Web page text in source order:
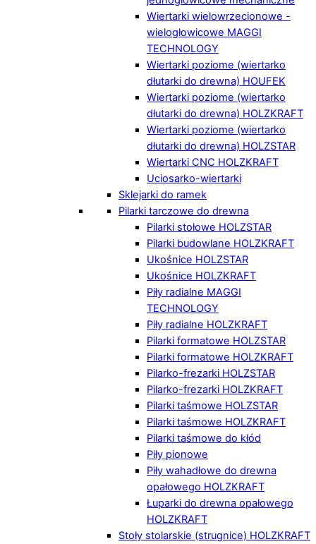
Wiertarki wielowrzecionowe -
wielogłowicowe MAGGI
TECHNOLOGY
Wiertarki poziome (wiertarko
dłutarki do drewna) HOUFEK
Wiertarki poziome (wiertarko
dłutarki do drewna) HOLZKRAFT
Wiertarki poziome (wiertarko
dłutarki do drewna) HOLZSTAR
Wiertarki CNC HOLZKRAFT
Uciosarko-wiertarki
Sklejarki do ramek
Pilarki tarczowe do drewna
Pilarki stołowe HOLZSTAR
Pilarki budowlane HOLZKRAFT
Ukośnice HOLZSTAR
Ukośnice HOLZKRAFT
Piły radialne MAGGI
TECHNOLOGY
Piły radialne HOLZKRAFT
Pilarki formatowe HOLZSTAR
Pilarki formatowe HOLZKRAFT
Pilarko-frezarki HOLZSTAR
Pilarko-frezarki HOLZKRAFT
Pilarki taśmowe HOLZSTAR
Pilarki taśmowe HOLZKRAFT
Pilarki taśmowe do kłód
Piły pionowe
Piły wahadłowe do drewna
opałowego HOLZKRAFT
Łuparki do drewna opałowego
HOLZKRAFT
Stoły stolarskie (strugnice) HOLZKRAFT